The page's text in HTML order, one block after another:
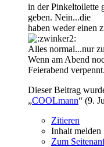
in der Pinkeltoilette
geben. Nein...die
haben weder einen
Alles normal...nur
Wenn am Abend
Feierabend verpennt.
Dieser Beitrag
„COOLmann“ (9.
Zitieren
Inhalt melden
Zum